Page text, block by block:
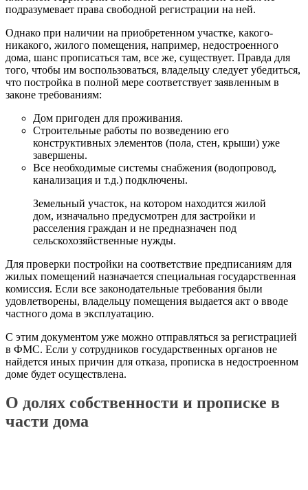
подразумевает права свободной регистрации на ней.
Однако при наличии на приобретенном участке, какого-
никакого, жилого помещения, например, недостроенного
дома, шанс прописаться там, все же, существует. Правда для
того, чтобы им воспользоваться, владельцу следует убедиться,
что постройка в полной мере соответствует заявленным в
законе требованиям:
Дом пригоден для проживания.
Строительные работы по возведению его
конструктивных элементов (пола, стен, крыши) уже
завершены.
Все необходимые системы снабжения (водопровод,
канализация и т.д.) подключены.
Земельный участок, на котором находится жилой
дом, изначально предусмотрен для застройки и
расселения граждан и не предназначен под
сельскохозяйственные нужды.
Для проверки постройки на соответствие предписаниям для
жилых помещений назначается специальная государственная
комиссия. Если все законодательные требования были
удовлетворены, владельцу помещения выдается акт о вводе
частного дома в эксплуатацию.
С этим документом уже можно отправляться за регистрацией
в ФМС. Если у сотрудников государственных органов не
найдется иных причин для отказа, прописка в недостроенном
доме будет осуществлена.
О долях собственности и прописке в
части дома